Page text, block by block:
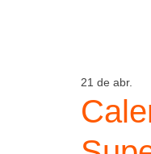
21 de abr.